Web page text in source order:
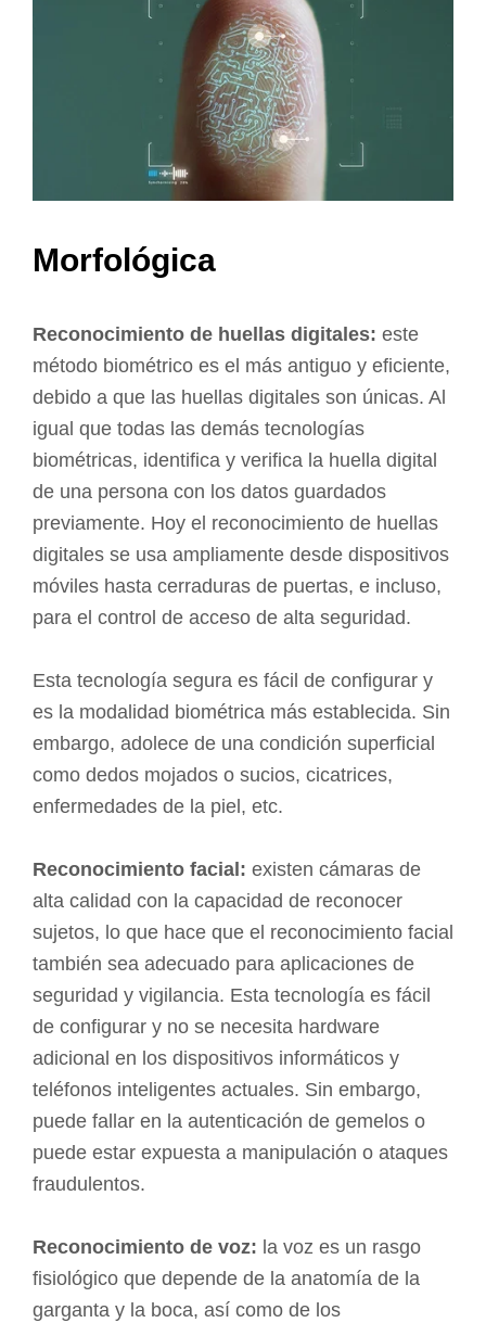
Morfológica
Reconocimiento de huellas digitales: este
método biométrico es el más antiguo y eficiente,
debido a que las huellas digitales son únicas. Al
igual que todas las demás tecnologías
biométricas, identifica y verifica la huella digital
de una persona con los datos guardados
previamente. Hoy el reconocimiento de huellas
digitales se usa ampliamente desde dispositivos
móviles hasta cerraduras de puertas, e incluso,
para el control de acceso de alta seguridad.
Esta tecnología segura es fácil de configurar y
es la modalidad biométrica más establecida. Sin
embargo, adolece de una condición superficial
como dedos mojados o sucios, cicatrices,
enfermedades de la piel, etc.
Reconocimiento facial: existen cámaras de
alta calidad con la capacidad de reconocer
sujetos, lo que hace que el reconocimiento facial
también sea adecuado para aplicaciones de
seguridad y vigilancia. Esta tecnología es fácil
de configurar y no se necesita hardware
adicional en los dispositivos informáticos y
teléfonos inteligentes actuales. Sin embargo,
puede fallar en la autenticación de gemelos o
puede estar expuesta a manipulación o ataques
fraudulentos.
Reconocimiento de voz: la voz es un rasgo
fisiológico que depende de la anatomía de la
garganta y la boca, así como de los